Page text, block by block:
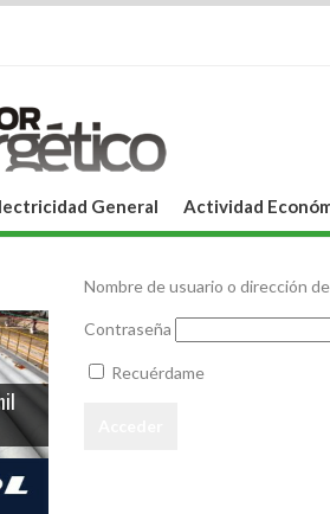
General Actividad
Nombre de usuario o dirección
Contraseña
Recuérdame